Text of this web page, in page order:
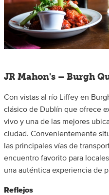
JR Mahon's – Burgh
Con vistas al río Liffey en
clásico de Dublín que ofrece
vivo y una de las mejores
ciudad. Convenientemente
las principales vías de
encuentro favorito para
una auténtica experiencia de
Reflejos